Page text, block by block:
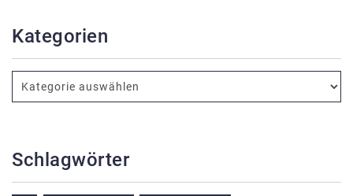
Kategorien
Schlagwörter